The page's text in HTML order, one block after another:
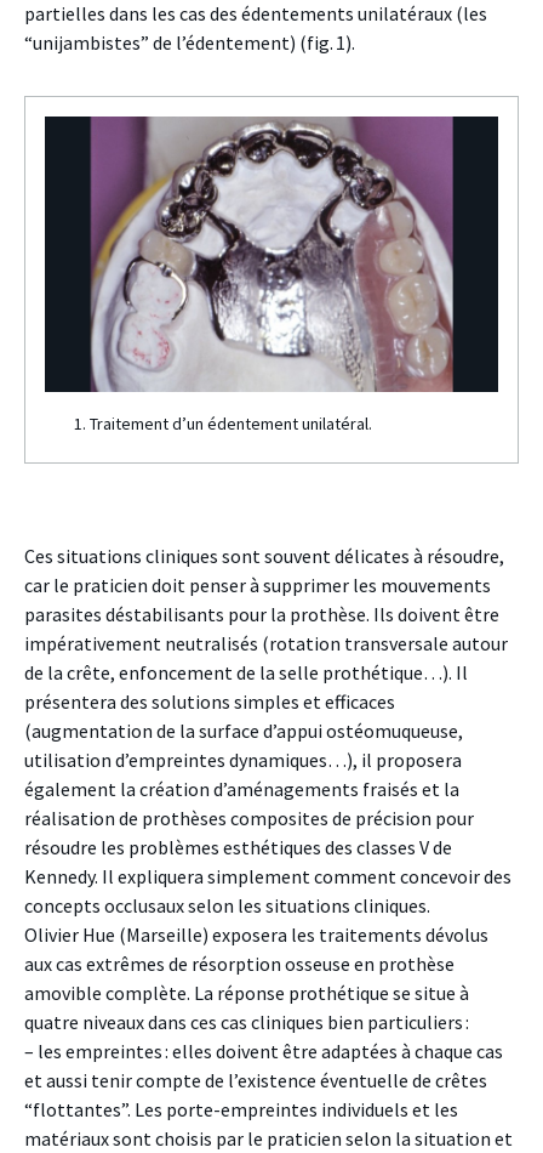
partielles dans les cas des édentements unilatéraux (les
“unijambistes” de l’édentement) (fig. 1).
1. Traitement d’un édentement unilatéral.
Ces situations cliniques sont souvent délicates à résoudre,
car le praticien doit penser à supprimer les mouvements
parasites déstabilisants pour la prothèse. Ils doivent être
impérativement neutralisés (rotation transversale autour
de la crête, enfoncement de la selle prothétique…). Il
présentera des solutions simples et efficaces
(augmentation de la surface d’appui ostéomuqueuse,
utilisation d’empreintes dynamiques…), il proposera
également la création d’aménagements fraisés et la
réalisation de prothèses composites de précision pour
résoudre les problèmes esthétiques des classes V de
Kennedy. Il expliquera simplement comment concevoir des
concepts occlusaux selon les situations cliniques.
Olivier Hue (Marseille) exposera les traitements dévolus
aux cas extrêmes de résorption osseuse en prothèse
amovible complète. La réponse prothétique se situe à
quatre niveaux dans ces cas cliniques bien particuliers :
– les empreintes : elles doivent être adaptées à chaque cas
et aussi tenir compte de l’existence éventuelle de crêtes
“flottantes”. Les porte-empreintes individuels et les
matériaux sont choisis par le praticien selon la situation et